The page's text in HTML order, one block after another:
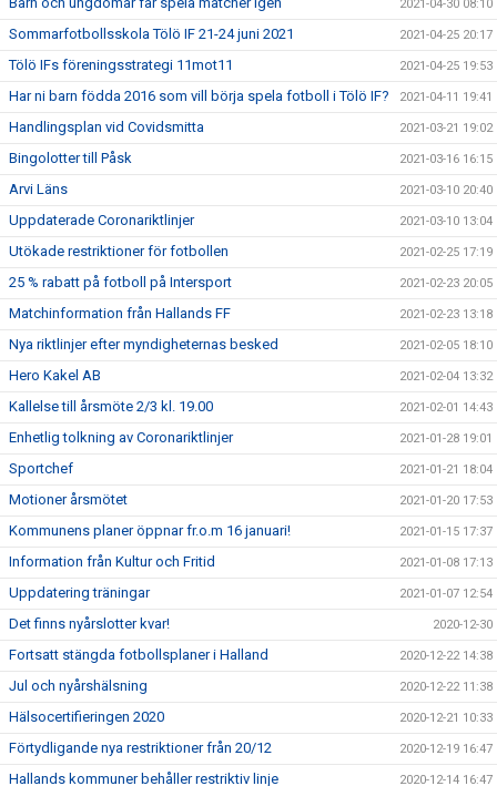
2021-04-30 08:10
Sommarfotbollsskola Tölö IF 21-24 juni 2021 2021-04-25 20:17
Tölö IFs föreningsstrategi 11mot11 2021-04-25 19:53
Har ni barn födda 2016 som vill börja spela fotboll i Tölö IF? 2021-04-11 19:41
Handlingsplan vid Covidsmitta 2021-03-21 19:02
Bingolotter till Påsk 2021-03-16 16:15
Arvi Läns 2021-03-10 20:40
Uppdaterade Coronariktlinjer 2021-03-10 13:04
Utökade restriktioner för fotbollen 2021-02-25 17:19
25 % rabatt på fotboll på Intersport 2021-02-23 20:05
Matchinformation från Hallands FF 2021-02-23 13:18
Nya riktlinjer efter myndigheternas besked 2021-02-05 18:10
Hero Kakel AB 2021-02-04 13:32
Kallelse till årsmöte 2/3 kl. 19.00 2021-02-01 14:43
Enhetlig tolkning av Coronariktlinjer 2021-01-28 19:01
Sportchef 2021-01-21 18:04
Motioner årsmötet 2021-01-20 17:53
Kommunens planer öppnar fr.o.m 16 januari! 2021-01-15 17:37
Information från Kultur och Fritid 2021-01-08 17:13
Uppdatering träningar 2021-01-07 12:54
Det finns nyårslotter kvar! 2020-12-30
Fortsatt stängda fotbollsplaner i Halland 2020-12-22 14:38
Jul och nyårshälsning 2020-12-22 11:38
Hälsocertifieringen 2020 2020-12-21 10:33
Förtydligande nya restriktioner från 20/12 2020-12-19 16:47
Hallands kommuner behåller restriktiv linje 2020-12-14 16:47